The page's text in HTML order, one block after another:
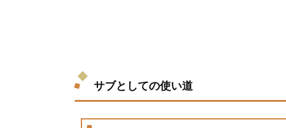
サブとしての使い道